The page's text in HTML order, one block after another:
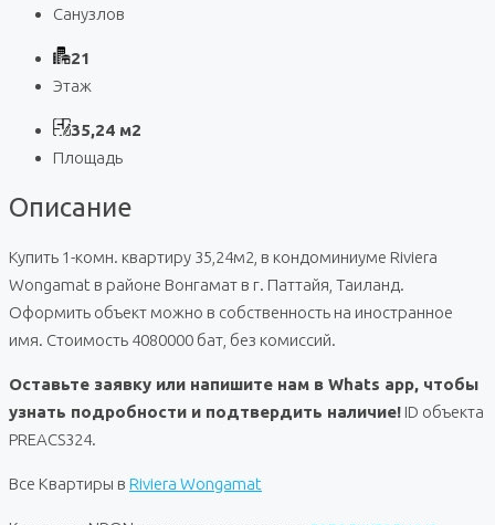
Санузлов
21
Этаж
35,24 м2
Площадь
Описание
Купить 1-комн. квартиру 35,24м2, в кондоминиуме Riviera
Wongamat в районе Вонгамат в г. Паттайя, Таиланд.
Оформить объект можно в собственность на иностранное
имя. Стоимость 4080000 бат, без комиссий.
Оставьте заявку или напишите нам в Whats app, чтобы
узнать подробности и подтвердить наличие! ID объекта
PREACS324.
Все Квартиры в Riviera Wongamat